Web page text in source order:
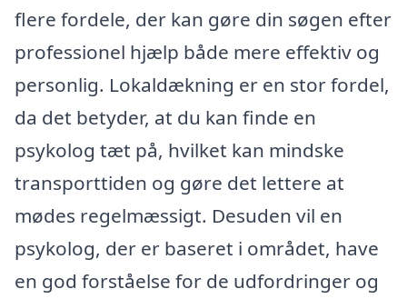
flere fordele, der kan gøre din søgen efter
professionel hjælp både mere effektiv og
personlig. Lokaldækning er en stor fordel,
da det betyder, at du kan finde en
psykolog tæt på, hvilket kan mindske
transporttiden og gøre det lettere at
mødes regelmæssigt. Desuden vil en
psykolog, der er baseret i området, have
en god forståelse for de udfordringer og